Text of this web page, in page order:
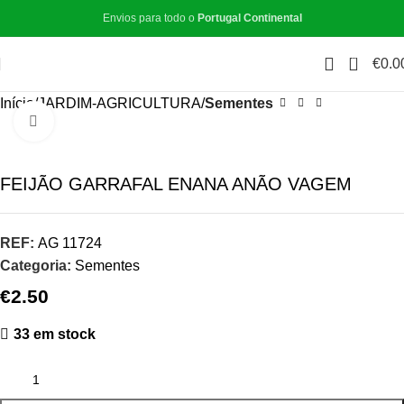
Envios para todo o Portugal Continental
0 €
Início JARDIM-AGRICULTURA Sementes
FEIJÃO GARRAFAL ENANA ANÃO VAGEM
REF: AG 11724
Categoria: Sementes
€2.50
33 em stock